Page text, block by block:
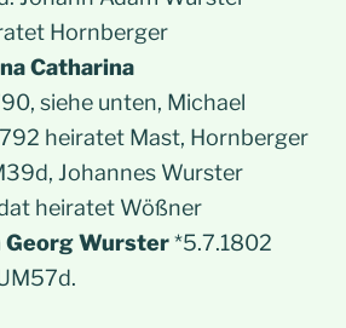
Hornberger
Catharina
siehe unten, Michael
heiratet Mast, Hornberger
Johannes Wurster
heiratet Wößner
Georg Wurster*5.7.1802